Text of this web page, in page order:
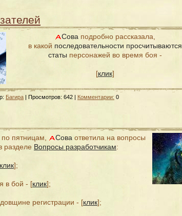
Сова подробно рассказала,
в какой последовательности просчитываются
статыперсонажей во время боя -
[клик]
Багира | Просмотров: 642 | Комментарии: 0
пятницам, Сова ответила на вопросы
разделе Вопросы разработчикам:
клик];
в бой - [клик];
регистрации - [клик];